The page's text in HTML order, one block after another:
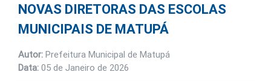
NOVAS DIRETORAS DAS ESCOLAS
MUNICIPAIS DE MATUPÁ
Autor: Prefeitura Municipal de Matupá
Data: 05 de Janeiro de 2026